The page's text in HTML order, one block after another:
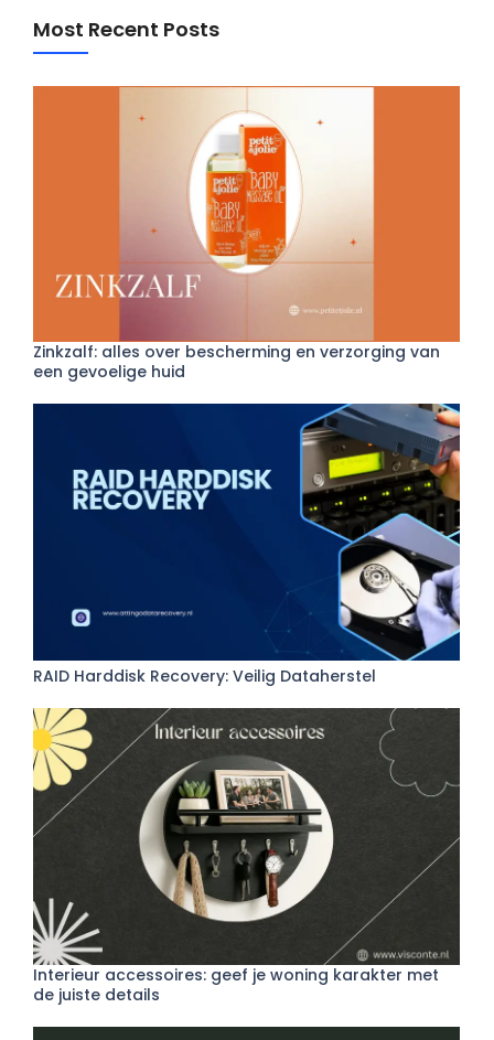
Most Recent Posts
Zinkzalf: alles over bescherming en verzorging van
een gevoelige huid
RAID Harddisk Recovery: Veilig Dataherstel
Interieur accessoires: geef je woning karakter met
de juiste details